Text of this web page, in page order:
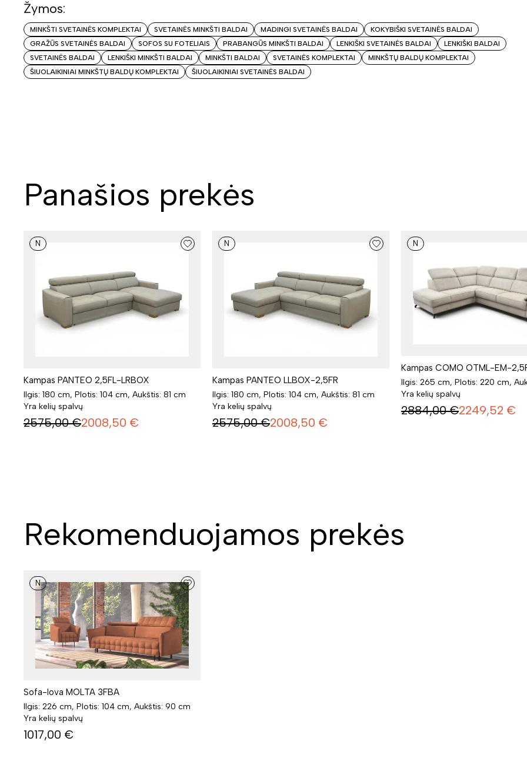
Žymos:
MINKŠTI SVETAINĖS KOMPLEKTAI SVETAINĖS MINKŠTI BALDAI MADINGI SVETAINĖS BALDAI
KOKYBIŠKI SVETAINĖS BALDAI
GRAŽŪS SVETAINĖS BALDAI
SOFOS SU FOTELIAIS PRABANGŪS MINKŠTI BALDAI LENKIŠKI SVETAINĖS BALDAI
LENKIŠKI BALDAI
SVETAINĖS BALDAI
LENKIŠKI MINKŠTI BALDAI MINKŠTI BALDAI SVETAINĖS KOMPLEKTAI
MINKŠTŲ BALDŲ KOMPLEKTAI
ŠIUOLAIKINIAI MINKŠTŲ BALDŲ KOMPLEKTAI
ŠIUOLAIKINIAI SVETAINĖS BALDAI
Panašios prekės
N
Kampas PANTEO 2,5FL-LRBOX
Ilgis: 180 cm, Plotis: 104 cm, Aukštis: 81 cm
Yra kelių spalvų
2575,00 €2008,50 €
N
Kampas PANTEO LLBOX-2,5FR
Ilgis: 180 cm, Plotis: 104 cm, Aukštis: 81 cm
Yra kelių spalvų
2575,00 €2008,50 €
N
Kampas COMO OTML-EM-
Ilgis: 265 cm, Plotis: 220 cm,
Yra kelių spalvų
2884,00 €2249,52 €
Rekomenduojamos prekės
N
Sofa-lova MOLTA 3FBA
Ilgis: 226 cm, Plotis: 104 cm, Aukštis: 90 cm
Yra kelių spalvų
1017,00 €